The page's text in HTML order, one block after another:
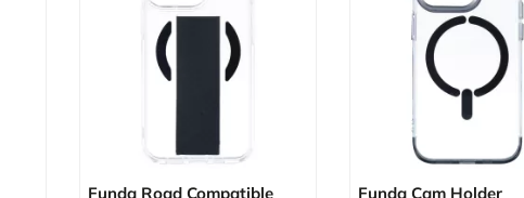
Vista rápida
Funda Road Compatible
Vista rápida
Funda Cam Holder